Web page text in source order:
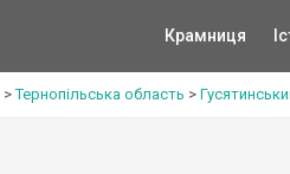
Крамниця
>Тернопільська область >